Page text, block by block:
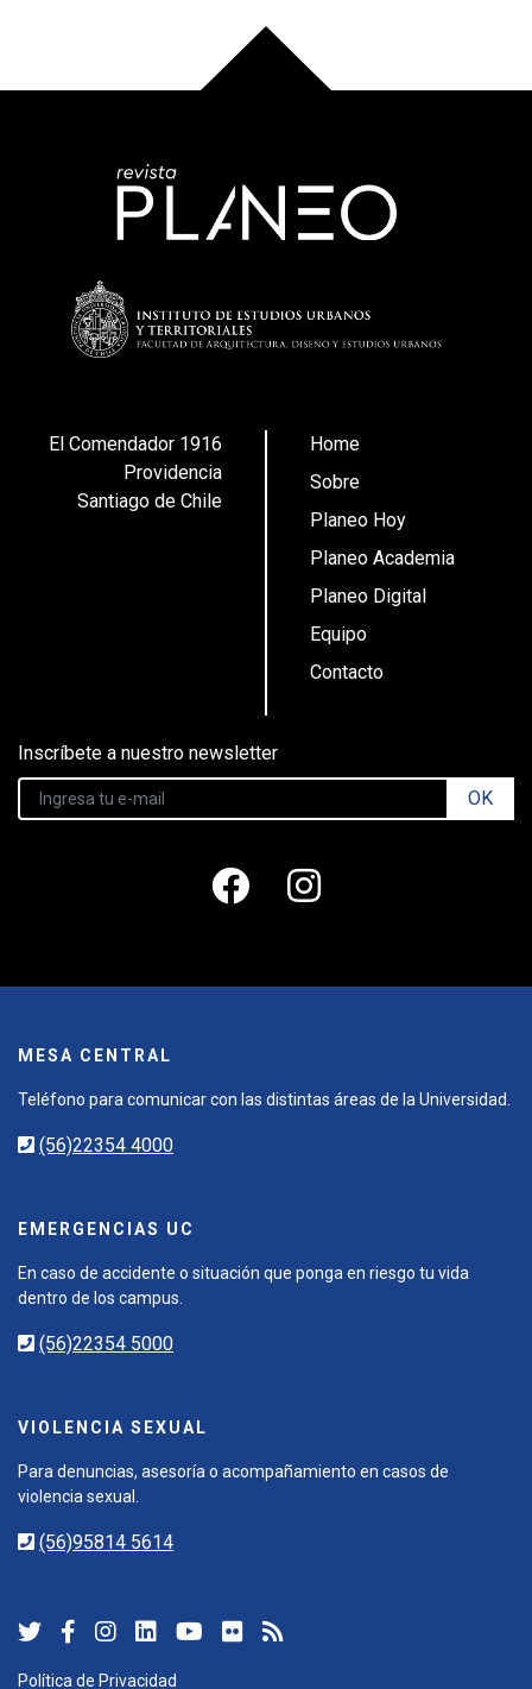
El Comendador 1916
Providencia
Santiago de Chile
Home
Sobre
Planeo Hoy
Planeo Academia
Planeo Digital
Equipo
Contacto
Inscríbete a nuestro newsletter
OK
MESA CENTRAL
Teléfono para comunicar con las distintas áreas de la Universidad.
(56)22354 4000
EMERGENCIAS UC
En caso de accidente o situación que ponga en riesgo tu vida
dentro de los campus.
(56)22354 5000
VIOLENCIA SEXUAL
Para denuncias, asesoría o acompañamiento en casos de
violencia sexual.
(56)95814 5614
Política de Privacidad